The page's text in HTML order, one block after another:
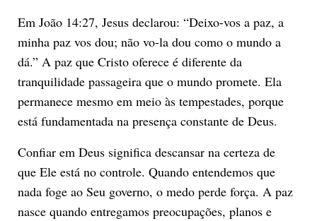
Em João 14:27, Jesus declarou: “Deixo-vos a paz, a
minha paz vos dou; não vo-la dou como o mundo a
dá.” A paz que Cristo oferece é diferente da
tranquilidade passageira que o mundo promete. Ela
permanece mesmo em meio às tempestades, porque
está fundamentada na presença constante de Deus.
Confiar em Deus significa descansar na certeza de
que Ele está no controle. Quando entendemos que
nada foge ao Seu governo, o medo perde força. A paz
nasce quando entregamos preocupações, planos e